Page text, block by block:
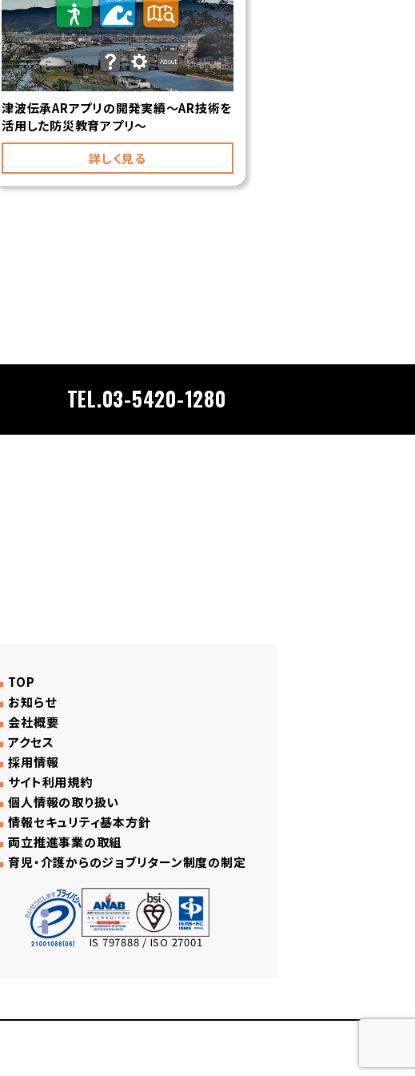
津波伝承ARアプリの開発実績〜AR技術を
活用した防災教育アプリ〜
詳しく見る
TEL.03-5420-1280
TOP
お知らせ
会社概要
アクセス
採用情報
サイト利用規約
個人情報の取り扱い
情報セキュリティ基本方針
両立推進事業の取組
育児・介護からのジョブリターン制度の制定
IS 797888 / ISO 27001